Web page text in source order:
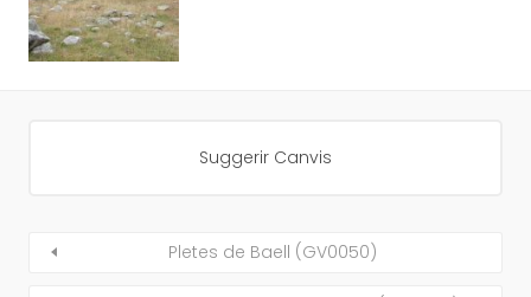
Suggerir Canvis
Pletes de Baell (GV0050)